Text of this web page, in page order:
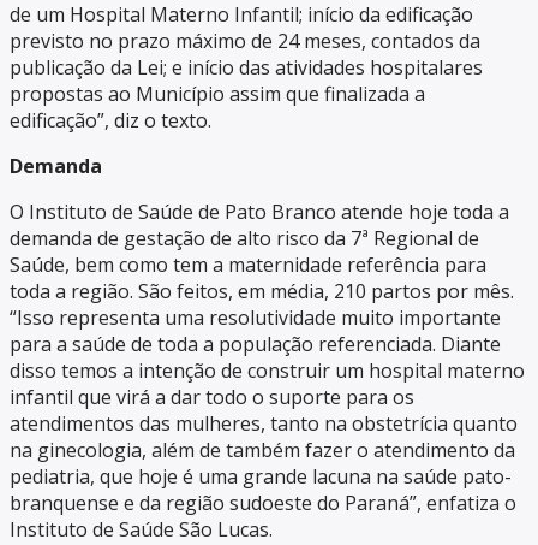
de um Hospital Materno Infantil; início da edificação
previsto no prazo máximo de 24 meses, contados da
publicação da Lei; e início das atividades hospitalares
propostas ao Município assim que finalizada a
edificação”, diz o texto.
Demanda
O Instituto de Saúde de Pato Branco atende hoje toda a
demanda de gestação de alto risco da 7ª Regional de
Saúde, bem como tem a maternidade referência para
toda a região. São feitos, em média, 210 partos por mês.
“Isso representa uma resolutividade muito importante
para a saúde de toda a população referenciada. Diante
disso temos a intenção de construir um hospital materno
infantil que virá a dar todo o suporte para os
atendimentos das mulheres, tanto na obstetrícia quanto
na ginecologia, além de também fazer o atendimento da
pediatria, que hoje é uma grande lacuna na saúde pato-
branquense e da região sudoeste do Paraná”, enfatiza o
Instituto de Saúde São Lucas.